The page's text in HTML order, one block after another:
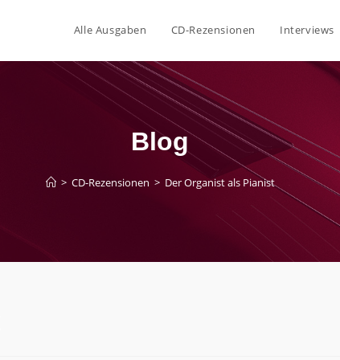
Alle Ausgaben CD-Rezensionen Interviews
Blog
> CD-Rezensionen > Der Organist als Pianist